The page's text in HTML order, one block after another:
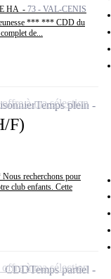
HA - 73 - VAL-CENIS
*** *** CDD du
de...
F)
recherchons pour
club enfants. Cette
Temps plein
à ma sélection
CDDTemps partiel
à ma sélection